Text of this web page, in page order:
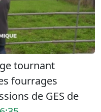
tournant
fourrages
de GES de